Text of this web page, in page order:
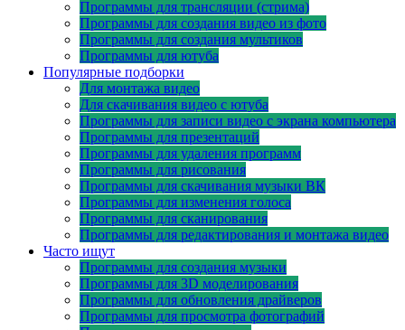
Программы для трансляции (стрима)
Программы для создания видео из фото
Программы для создания мультиков
Программы для ютуба
Популярные подборки
Для монтажа видео
Для скачивания видео с ютуба
Программы для записи видео с экрана компьютера
Программы для презентаций
Программы для удаления программ
Программы для рисования
Программы для скачивания музыки ВК
Программы для изменения голоса
Программы для сканирования
Программы для редактирования и монтажа видео
Часто ищут
Программы для создания музыки
Программы для 3D моделирования
Программы для обновления драйверов
Программы для просмотра фотографий